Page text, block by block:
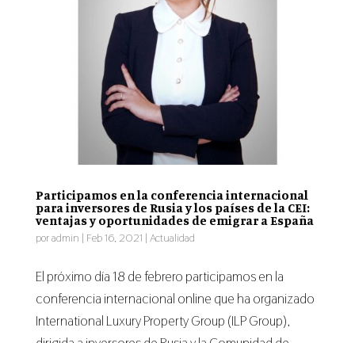
Participamos en la conferencia internacional
para inversores de Rusia y los países de la CEI:
ventajas y oportunidades de emigrar a España
poradmin | Feb 16, 2021 | Actualidad
El próximo día 18 de febrero participamos en la
conferencia internacional online que ha organizado
International Luxury Property Group (ILP Group),